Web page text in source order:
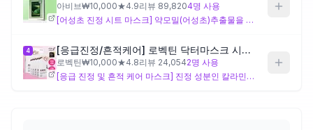
아비브₩10,000★4.9리뷰 89,8204명 사용
[어성초 진정 시트 마스크] 약모밀(어성초)추출물을 중심으로 항균·진정을 겨냥한 설계로, 여드름성 피부의 피지·세균 과잉 환경을 다독이려는 구성 의도가 읽혀요. 껌딱지 시트 포맷으로 밀착력이 강조된 제품이나, 넓은 범위에 동시에 여드름이 난 상황이라면 시트 한 장의 커버 범위가 충분하지 않을 수 있어요.
4 [응급진정/흔적케어] 로벡틴 닥터마스크 시카 5매
로벡틴₩10,000★4.8리뷰 24,0542명 사용
[응급 진정 및 흔적 케어 마스크] 진정 성분인 칼라민과 병풀추출물, 마데카소사이드가 배합되어 붉게 달아오른 급성 트러블을 빠르게 가라앉히는 데 초점을 맞춘 구성이에요. 파스향나무잎추출물(천연 BHA)이 포함되어 좁쌀 여드름의 원인이 되는 각질과 피지 정돈에도 도움을 주도록 설계. 다만, 전성분 앞쪽(세 번째)에 에탄올이 배치되어 시원한 쿨링감과 빠른 흡수를 돕지만, 알코올 성분에 민감하거나 건조한 피부라면 오히려 수분감을 빼앗겨 자극 있을 수 있음